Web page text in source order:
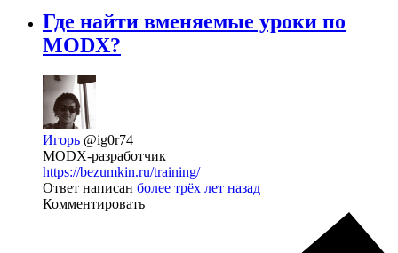
Где найти вменяемые уроки по
MODX?
Игорь @ig0r74
MODX-разработчик
https://bezumkin.ru/training/
Ответ написан более трёх лет назад
Комментировать